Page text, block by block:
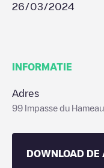
26/03/2024
INFORMATIE
Adres
99 Impasse du
DOWNLOAD DE